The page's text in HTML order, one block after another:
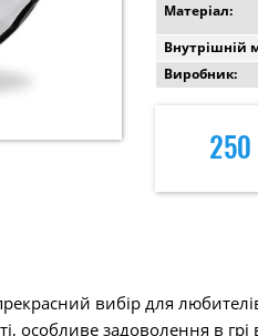
Матеріал:
Внутрішній
Виробник:
250
вибір для
особливе задоволення в